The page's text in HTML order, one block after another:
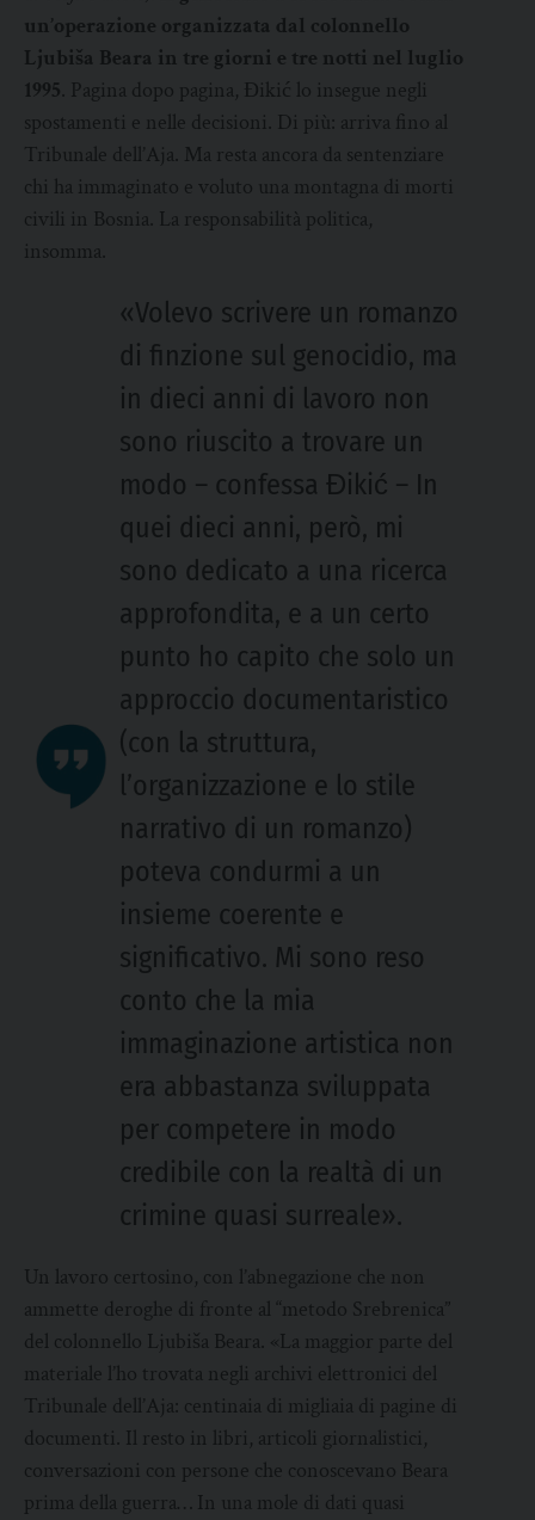
un’operazione organizzata dal colonnello
Ljubiša Beara in tre giorni e tre notti nel luglio
1995 . Pagina dopo pagina, Đikić lo insegue negli
spostamenti e nelle decisioni. Di più: arriva fino al
Tribunale dell’Aja. Ma resta ancora da sentenziare
chi ha immaginato e voluto una montagna di morti
civili in Bosnia. La responsabilità politica,
insomma.
«Volevo scrivere un romanzo
di finzione sul genocidio, ma
in dieci anni di lavoro non
sono riuscito a trovare un
modo – confessa Đikić – In
quei dieci anni, però, mi
sono dedicato a una ricerca
approfondita, e a un certo
punto ho capito che solo un
approccio documentaristico
(con la struttura,
l’organizzazione e lo stile
narrativo di un romanzo)
poteva condurmi a un
insieme coerente e
significativo. Mi sono reso
conto che la mia
immaginazione artistica non
era abbastanza sviluppata
per competere in modo
credibile con la realtà di un
crimine quasi surreale».
Un lavoro certosino, con l’abnegazione che non
ammette deroghe di fronte al “metodo Srebrenica”
del colonnello Ljubiša Beara. «La maggior parte del
materiale l’ho trovata negli archivi elettronici del
Tribunale dell’Aja: centinaia di migliaia di pagine di
documenti. Il resto in libri, articoli giornalistici,
conversazioni con persone che conoscevano Beara
prima della guerra… In una mole di dati quasi